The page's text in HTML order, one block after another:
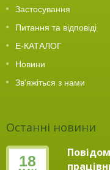
Застосування
Питання та відповіді
Е-КАТАЛОГ
Новини
Зв'яжіться з нами
Останні новини
18